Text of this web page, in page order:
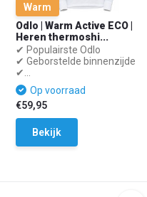
Warm
Odlo | Warm Active ECO |
Heren thermoshi...
✔ Populairste Odlo
✔ Geborstelde binnenzijde
✔...
Op voorraad
€59,95
Bekijk